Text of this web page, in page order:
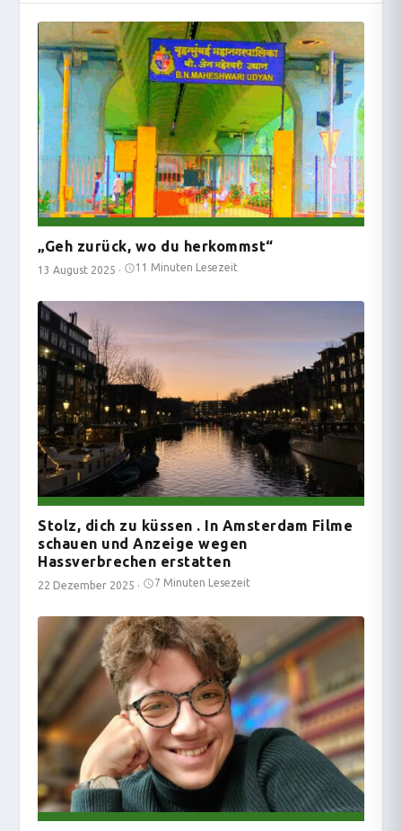
„Geh zurück, wo du herkommst“
13 August 2025 · 11 Minuten Lesezeit
Stolz, dich zu küssen . In Amsterdam Filme
schauen und Anzeige wegen
Hassverbrechen erstatten
22 Dezember 2025 · 7 Minuten Lesezeit